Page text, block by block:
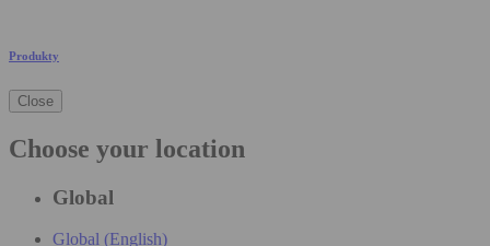
Produkty
Close
Choose your location
Global
Global (English)